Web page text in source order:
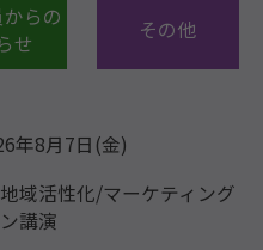
らの
せ
その他
年8月7日(金)
域活性化/マーケティング
講演